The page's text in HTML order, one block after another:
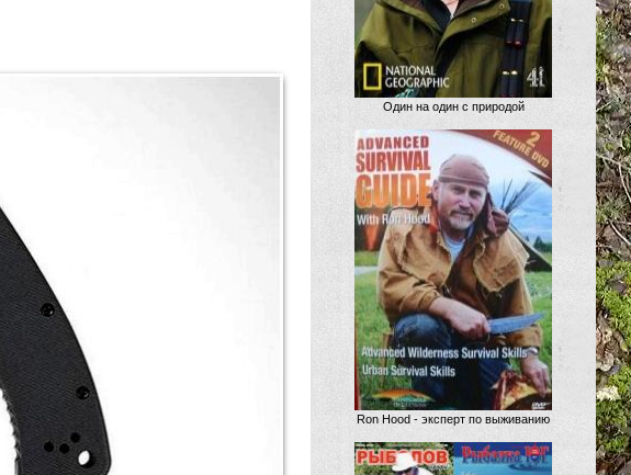
Один на один с природой
Ron Hood - эксперт по выживанию